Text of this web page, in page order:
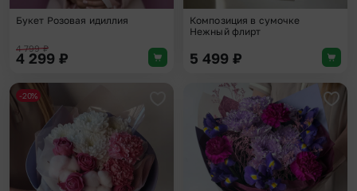
Букет Розовая идиллия
4 799₽
4 299 ₽
Композиция в сумочке
Нежный флирт
5 499 ₽
Добавить в избранное
-20%